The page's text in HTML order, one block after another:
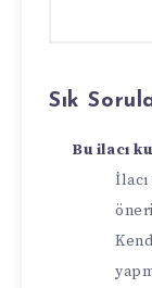
Sık
Bu ilacı